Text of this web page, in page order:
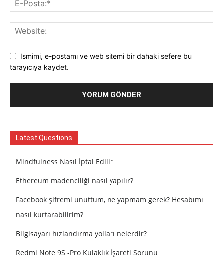
Ismimi, e-postamı ve web sitemi bir dahaki sefere bu
tarayıcıya kaydet.
Latest Questions
Mindfulness Nasıl İptal Edilir
Ethereum madenciliği nasıl yapılır?
Facebook şifremi unuttum, ne yapmam gerek? Hesabımı
nasıl kurtarabilirim?
Bilgisayarı hızlandırma yolları nelerdir?
Redmi Note 9S -Pro Kulaklık İşareti Sorunu